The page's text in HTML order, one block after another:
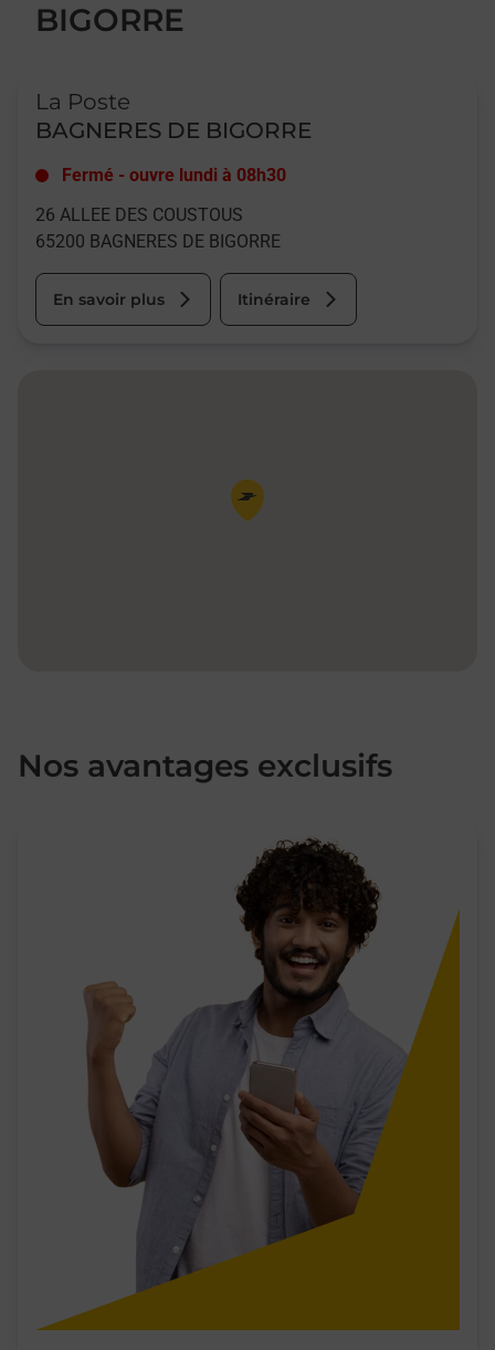
BIGORRE
La Poste
BAGNERES DE BIGORRE
Fermé - ouvre lundi à 08h30
26 ALLEE DES COUSTOUS
65200 BAGNERES DE BIGORRE
En savoir plus Itinéraire
Pin de la carte
Nos avantages exclusifs